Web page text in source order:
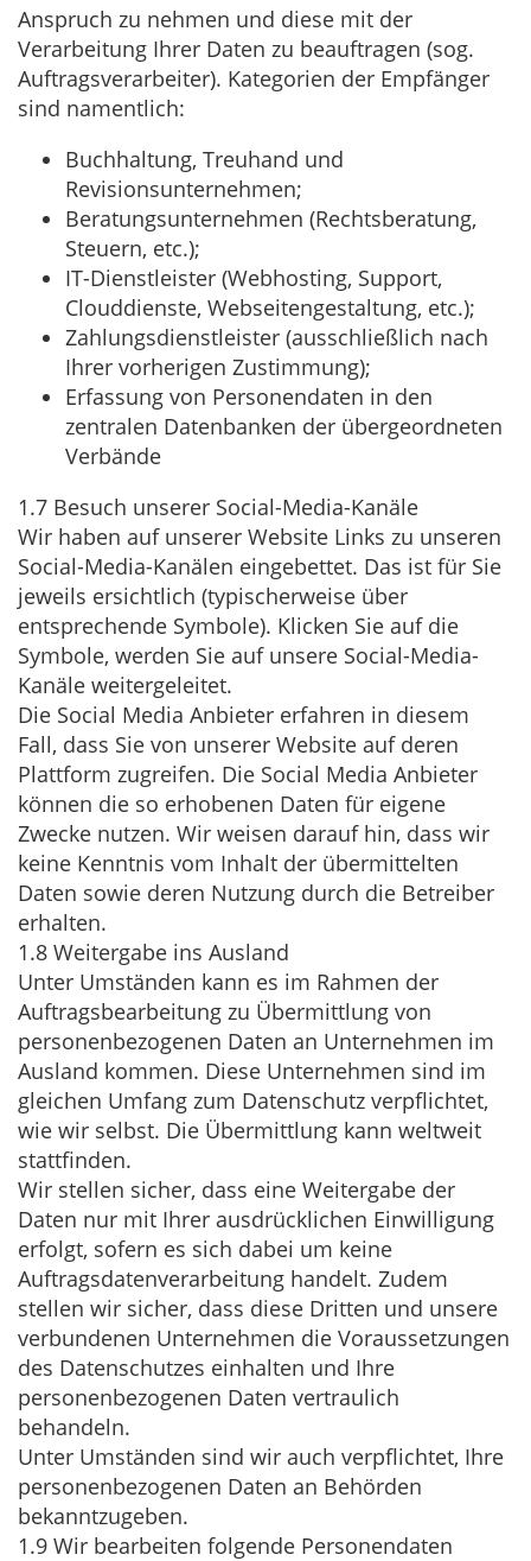
Anspruch zu nehmen und diese mit der
Verarbeitung Ihrer Daten zu beauftragen (sog.
Auftragsverarbeiter). Kategorien der Empfänger
sind namentlich:
Buchhaltung, Treuhand und
Revisionsunternehmen;
Beratungsunternehmen (Rechtsberatung,
Steuern, etc.);
IT-Dienstleister (Webhosting, Support,
Clouddienste, Webseitengestaltung, etc.);
Zahlungsdienstleister (ausschließlich nach
Ihrer vorherigen Zustimmung);
Erfassung von Personendaten in den
zentralen Datenbanken der übergeordneten
Verbände
1.7 Besuch unserer Social-Media-Kanäle
Wir haben auf unserer Website Links zu unseren
Social-Media-Kanälen eingebettet. Das ist für Sie
jeweils ersichtlich (typischerweise über
entsprechende Symbole). Klicken Sie auf die
Symbole, werden Sie auf unsere Social-Media-
Kanäle weitergeleitet.
Die Social Media Anbieter erfahren in diesem
Fall, dass Sie von unserer Website auf deren
Plattform zugreifen. Die Social Media Anbieter
können die so erhobenen Daten für eigene
Zwecke nutzen. Wir weisen darauf hin, dass wir
keine Kenntnis vom Inhalt der übermittelten
Daten sowie deren Nutzung durch die Betreiber
erhalten.
1.8 Weitergabe ins Ausland
Unter Umständen kann es im Rahmen der
Auftragsbearbeitung zu Übermittlung von
personenbezogenen Daten an Unternehmen im
Ausland kommen. Diese Unternehmen sind im
gleichen Umfang zum Datenschutz verpflichtet,
wie wir selbst. Die Übermittlung kann weltweit
stattfinden.
Wir stellen sicher, dass eine Weitergabe der
Daten nur mit Ihrer ausdrücklichen Einwilligung
erfolgt, sofern es sich dabei um keine
Auftragsdatenverarbeitung handelt. Zudem
stellen wir sicher, dass diese Dritten und unsere
verbundenen Unternehmen die Voraussetzungen
des Datenschutzes einhalten und Ihre
personenbezogenen Daten vertraulich
behandeln.
Unter Umständen sind wir auch verpflichtet, Ihre
personenbezogenen Daten an Behörden
bekanntzugeben.
1.9 Wir bearbeiten folgende Personendaten